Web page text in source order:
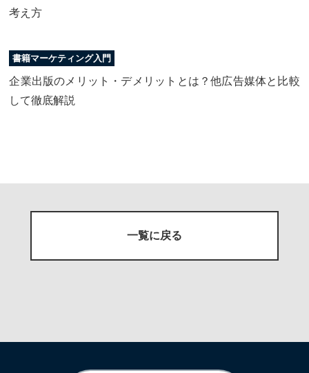
考え方
書籍マーケティング入門
企業出版のメリット・デメリットとは？他広告媒体と比較
して徹底解説
一覧に戻る